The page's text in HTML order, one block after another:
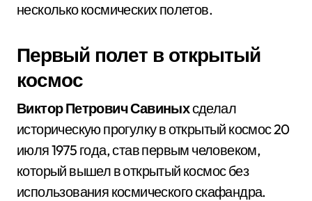
несколько космических полетов.
Первый полет в открытый
космос
Виктор Петрович Савиныхсделал
историческую прогулку в открытый космос 20
июля 1975 года, став первым человеком,
который вышел в открытый космос без
использования космического скафандра.